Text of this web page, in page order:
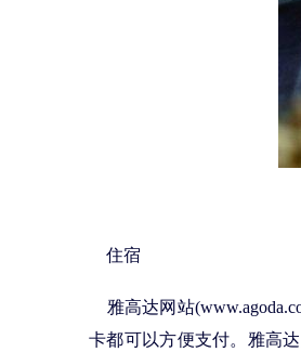
住宿
雅高达网站
卡都可以方便支付。雅高